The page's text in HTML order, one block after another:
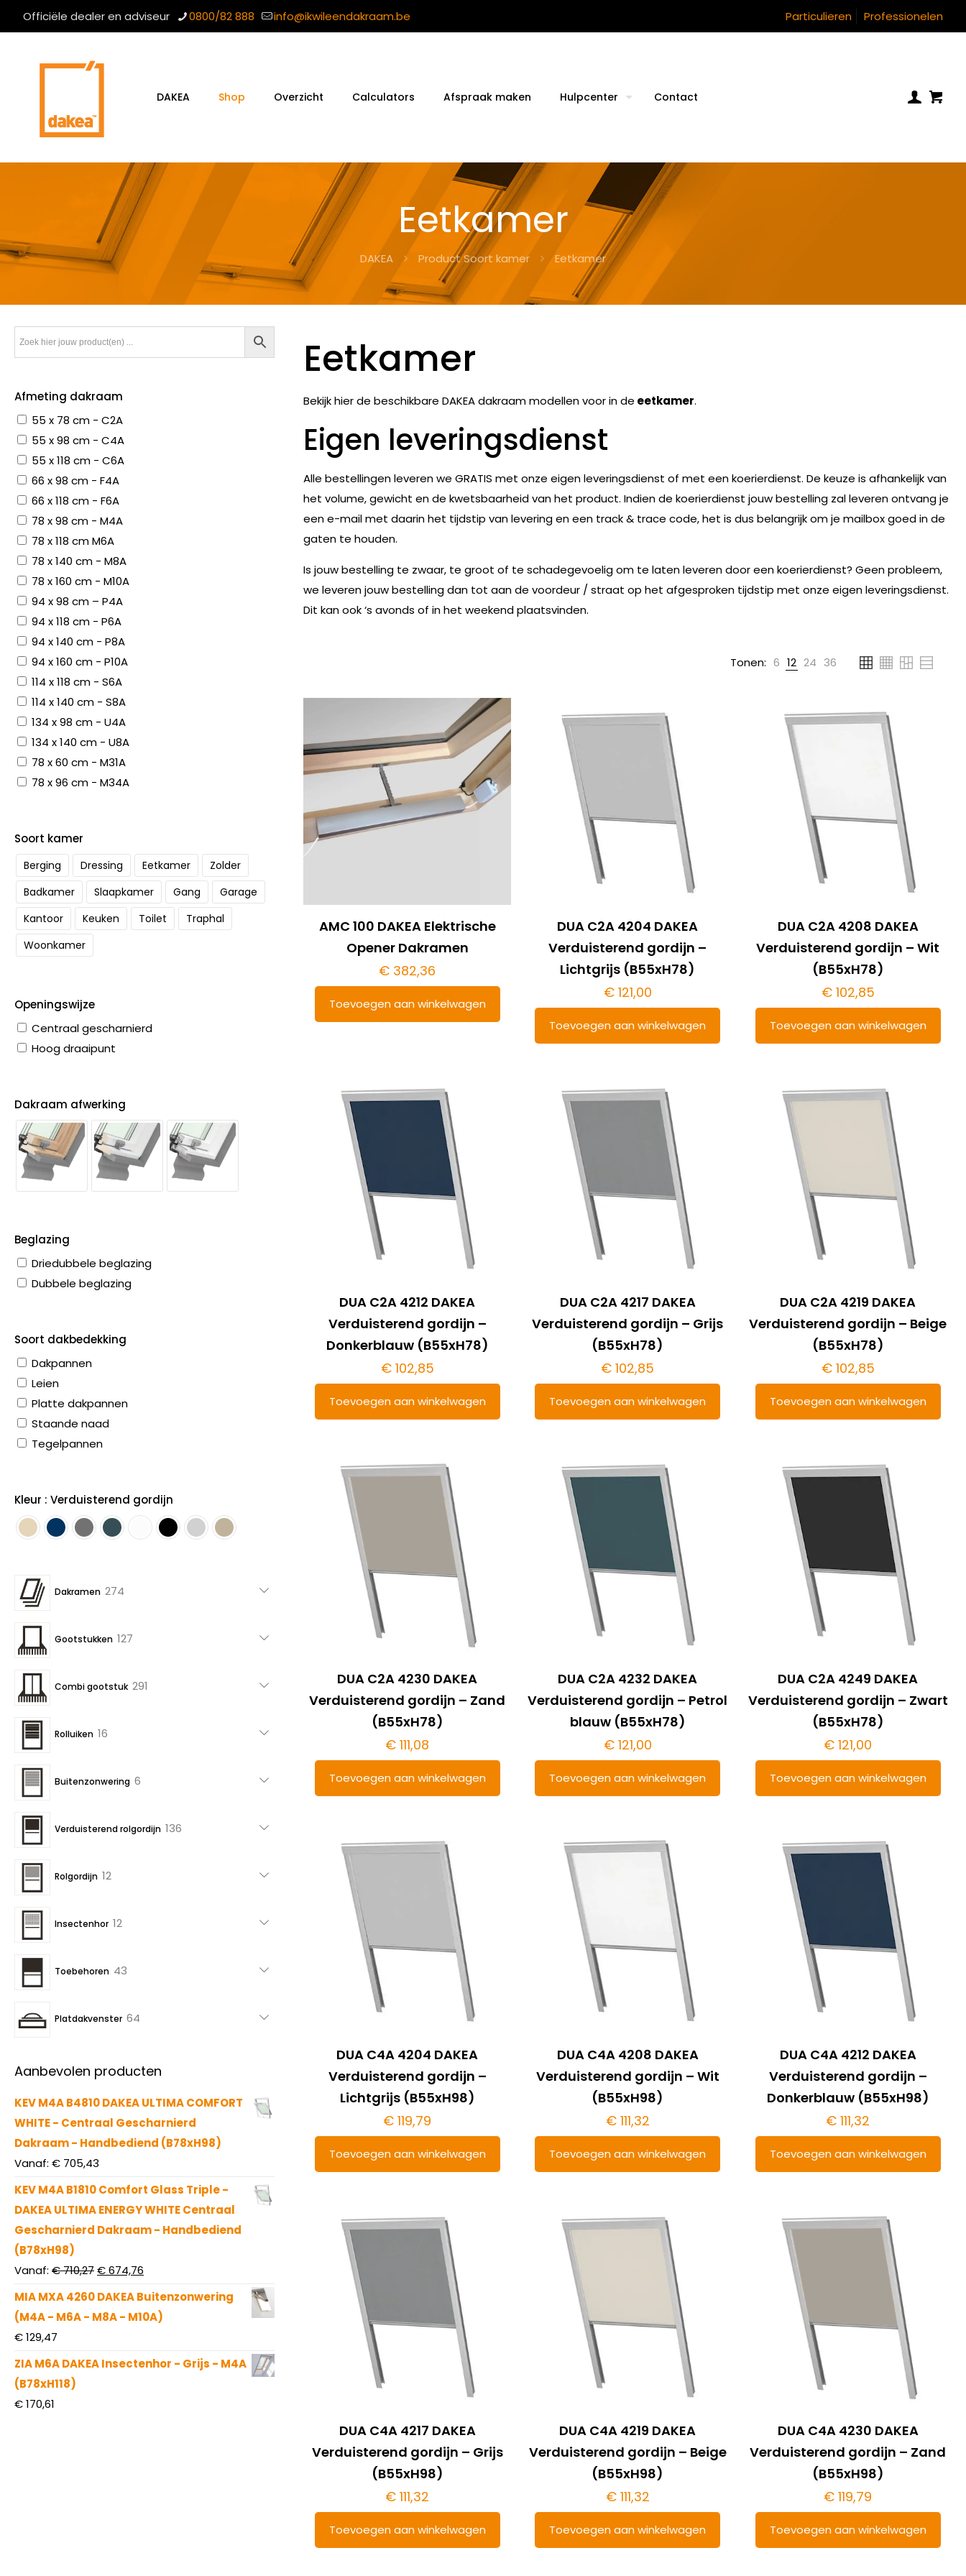
Officiële dealer en adviseur 0800/82 888 info@ikwileendakraam.be Particulieren Professionelen
DAKEA Shop Overzicht Calculators Afspraak maken Hulpcenter Contact
Eetkamer
DAKEA Product Soort kamer Eetkamer
Eetkamer
Bekijk hier de beschikbare DAKEA dakraam modellen voor in de eetkamer.
Eigen leveringsdienst
Alle bestellingen leveren we GRATIS met onze eigen leveringsdienst of met een koerierdienst. De keuze is afhankelijk van
het volume, gewicht en de kwetsbaarheid van het product. Indien de koerierdienst jouw bestelling zal leveren ontvang je
een e-mail met daarin het tijdstip van levering en een track & trace code, het is dus belangrijk om je mailbox goed in de
gaten te houden.
Is jouw bestelling te zwaar, te groot of te schadegevoelig om te laten leveren door een koerierdienst? Geen probleem,
we leveren jouw bestelling dan tot aan de voordeur / straat op het afgesproken tijdstip met onze eigen leveringsdienst.
Dit kan ook ‘s avonds of in het weekend plaatsvinden.
Tonen: 6 12 24 36
AMC 100 DAKEA Elektrische
Opener Dakramen
€ 382,36
Toevoegen aan winkelwagen
DUA C2A 4204 DAKEA
Verduisterend gordijn –
Lichtgrijs (B55xH78)
€121,00
Toevoegen aan winkelwagen
DUA C2A 4208 DAKEA
Verduisterend gordijn – Wit
(B55xH78)
€102,85
Toevoegen aan winkelwagen
DUA C2A 4212 DAKEA
Verduisterend gordijn –
Donkerblauw (B55xH78)
€102,85
Toevoegen aan winkelwagen
DUA C2A 4217 DAKEA
Verduisterend gordijn – Grijs
(B55xH78)
€ 102,85
Toevoegen aan winkelwagen
DUA C2A 4219 DAKEA
Verduisterend gordijn – Beige
(B55xH78)
€102,85
Toevoegen aan winkelwagen
DUA C2A 4230 DAKEA
Verduisterend gordijn – Zand
(B55xH78)
€ 111,08
Toevoegen aan winkelwagen
DUA C2A 4232 DAKEA
Verduisterend gordijn – Petrol
blauw (B55xH78)
€121,00
Toevoegen aan winkelwagen
DUA C2A 4249 DAKEA
Verduisterend gordijn – Zwart
(B55xH78)
€ 121,00
Toevoegen aan winkelwagen
DUA C4A 4204 DAKEA
Verduisterend gordijn –
Lichtgrijs (B55xH98)
€ 119,79
Toevoegen aan winkelwagen
DUA C4A 4208 DAKEA
Verduisterend gordijn – Wit
(B55xH98)
€111,32
Toevoegen aan winkelwagen
DUA C4A 4212 DAKEA
Verduisterend gordijn –
Donkerblauw (B55xH98)
€ 111,32
Toevoegen aan winkelwagen
DUA C4A 4217 DAKEA
Verduisterend gordijn – Grijs
(B55xH98)
€ 111,32
Toevoegen aan winkelwagen
DUA C4A 4219 DAKEA
Verduisterend gordijn – Beige
(B55xH98)
€111,32
Toevoegen aan winkelwagen
DUA C4A 4230 DAKEA
Verduisterend gordijn – Zand
(B55xH98)
€ 119,79
Toevoegen aan winkelwagen
Afmeting dakraam
55 x 78 cm - C2A
55 x 98 cm - C4A
55 x 118 cm - C6A
66 x 98 cm - F4A
66 x 118 cm - F6A
78 x 98 cm - M4A
78 x 118 cm M6A
78 x 140 cm - M8A
78 x 160 cm - M10A
94 x 98 cm – P4A
94 x 118 cm - P6A
94 x 140 cm - P8A
94 x 160 cm - P10A
114 x 118 cm - S6A
114 x 140 cm - S8A
134 x 98 cm - U4A
134 x 140 cm - U8A
78 x 60 cm - M31A
78 x 96 cm - M34A
Soort kamer
Berging Dressing Eetkamer
Zolder
Badkamer
Slaapkamer Gang
Garage
Kantoor
Keuken Toilet
Traphal
Woonkamer
Openingswijze
Centraal gescharnierd
Hoog draaipunt
Dakraam afwerking
Beglazing
Driedubbele beglazing
Dubbele beglazing
Soort dakbedekking
Dakpannen
Leien
Platte dakpannen
Staande naad
Tegelpannen
Kleur : Verduisterend gordijn
Dakramen 274
Gootstukken 127
Combi gootstuk 291
Rolluiken 16
Buitenzonwering 6
Verduisterend rolgordijn 136
Rolgordijn 12
Insectenhor 12
Toebehoren 43
Platdakvenster 64
Aanbevolen producten
KEV M4A B4810 DAKEA ULTIMA COMFORT
WHITE - Centraal Gescharnierd
Dakraam - Handbediend (B78xH98)
Vanaf: € 705,43
KEV M4A B1810 Comfort Glass Triple -
DAKEA ULTIMA ENERGY WHITE Centraal
Gescharnierd Dakraam - Handbediend
(B78xH98)
Vanaf: €710,27Oorspronkelijke
prijs
was:
€674,76
prijs
is:
MIA MXA 4260 DAKEA Buitenzonwering
(M4A - M6A - M8A - M10A)
€129,47
ZIA M6A DAKEA Insectenhor - Grijs - M4A
(B78xH118)
€170,61